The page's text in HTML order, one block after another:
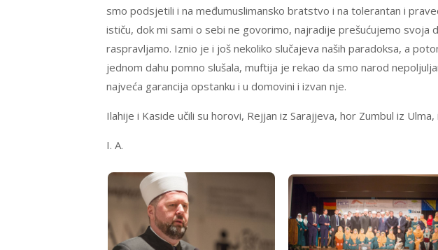
smo podsjetili i na međumuslimansko bratstvo i na tolerantan i
ističu, dok mi sami o sebi ne govorimo, najradije prešućujemo svoja
raspravljamo. Iznio je i još nekoliko slučajeva naših paradoksa, a
jednom dahu pomno slušala, muftija je rekao da smo narod
najveća garancija opstanku i u domovini i izvan nje.
Ilahije i Kaside učili su horovi, Rejjan iz Sarajjeva, hor Zumbul iz
I. A.